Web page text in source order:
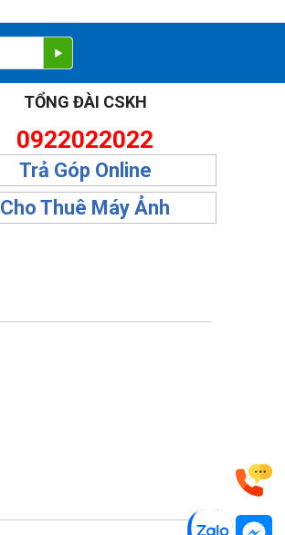
TỔNG ĐÀI CSKH
0922022022
Trả Góp Online
Cho Thuê Máy Ảnh